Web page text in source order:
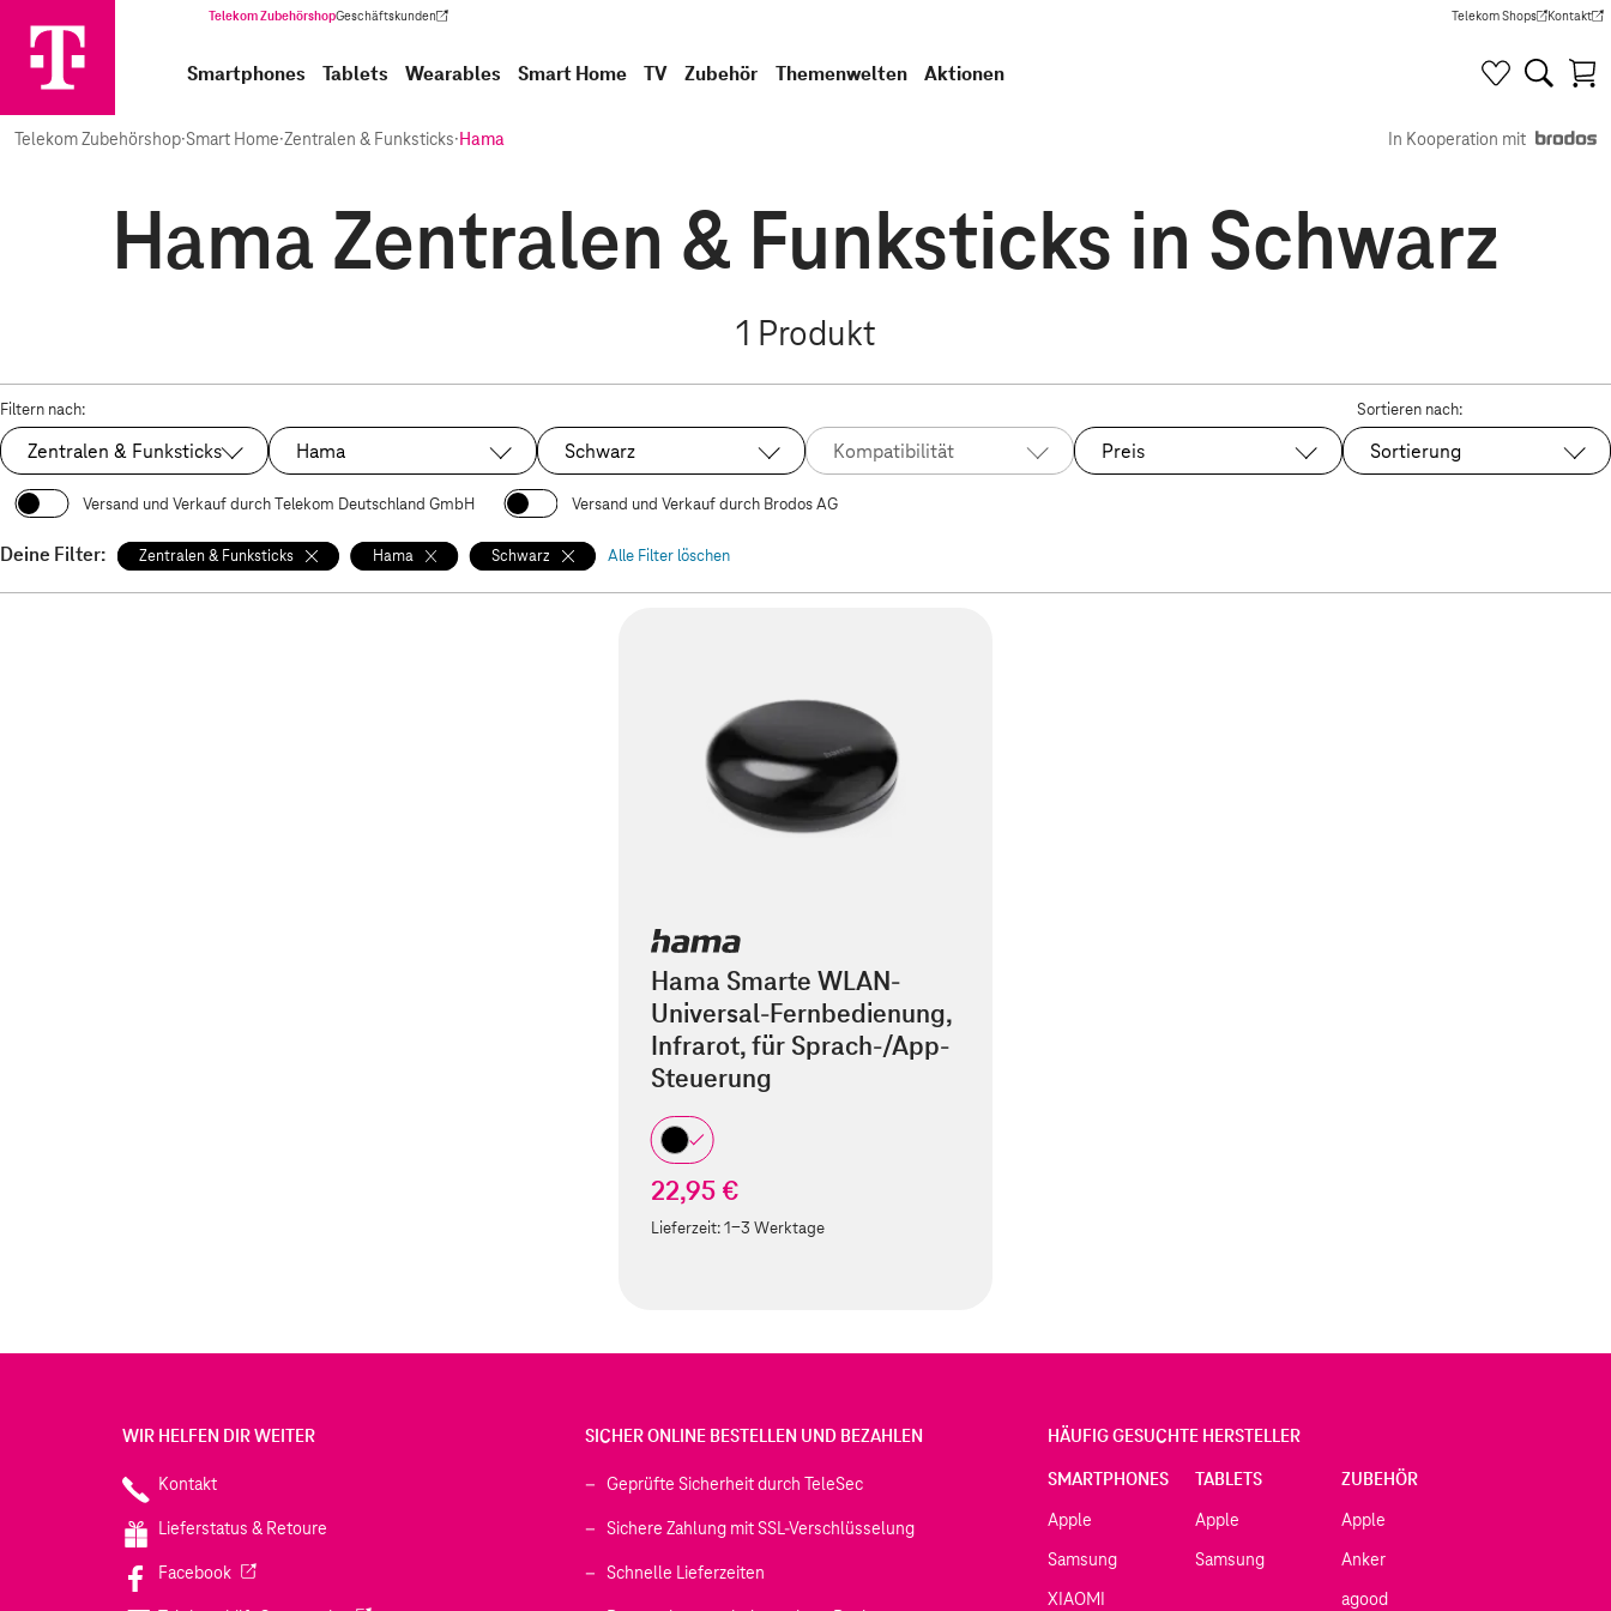
Telekom ZubehörshopGeschäftskunden
(Wird in einem neuen Tab geöffnet) Telekom Shops
(Wird in einem neuen Tab
Kontakt
(Wird in
Smartphones Tablets Wearables Smart Home TV Zubehör Themenwelten Aktionen
Telekom Zubehörshop·Smart Home·Zentralen & Funksticks·Hama In Kooperation mit
Hama Zentralen & Funksticks in Schwarz
1 Produkt
Filtern nach:
Ausgewählt:
Zentralen & Funksticks Ausgewählt:
Hama Ausgewählt:
Schwarz Kompatibilität Preis
Sortieren nach:
Sortierung
Versand und Verkauf durch Telekom Deutschland GmbH Versand und Verkauf durch Brodos AG
Deine Filter: Zentralen & Funksticks Hama Schwarz Alle Filter löschen
Hama Smarte WLAN-
Universal-Fernbedienung,
Infrarot, für Sprach-/App-
Steuerung
22,95 €
Lieferzeit:1-3 Werktage
WIR HELFEN DIR WEITER
Kontakt
Lieferstatus & Retoure
Facebook(Wird in einem neuen Tab geöffnet)
SICHER ONLINE BESTELLEN UND BEZAHLEN
Geprüfte Sicherheit durch TeleSec
Sichere Zahlung mit SSL-Verschlüsselung
Schnelle Lieferzeiten
HÄUFIG GESUCHTE HERSTELLER
SMARTPHONES
Apple
Samsung
XIAOMI
TABLETS
Apple
Samsung
ZUBEHÖR
Apple
Anker
agood